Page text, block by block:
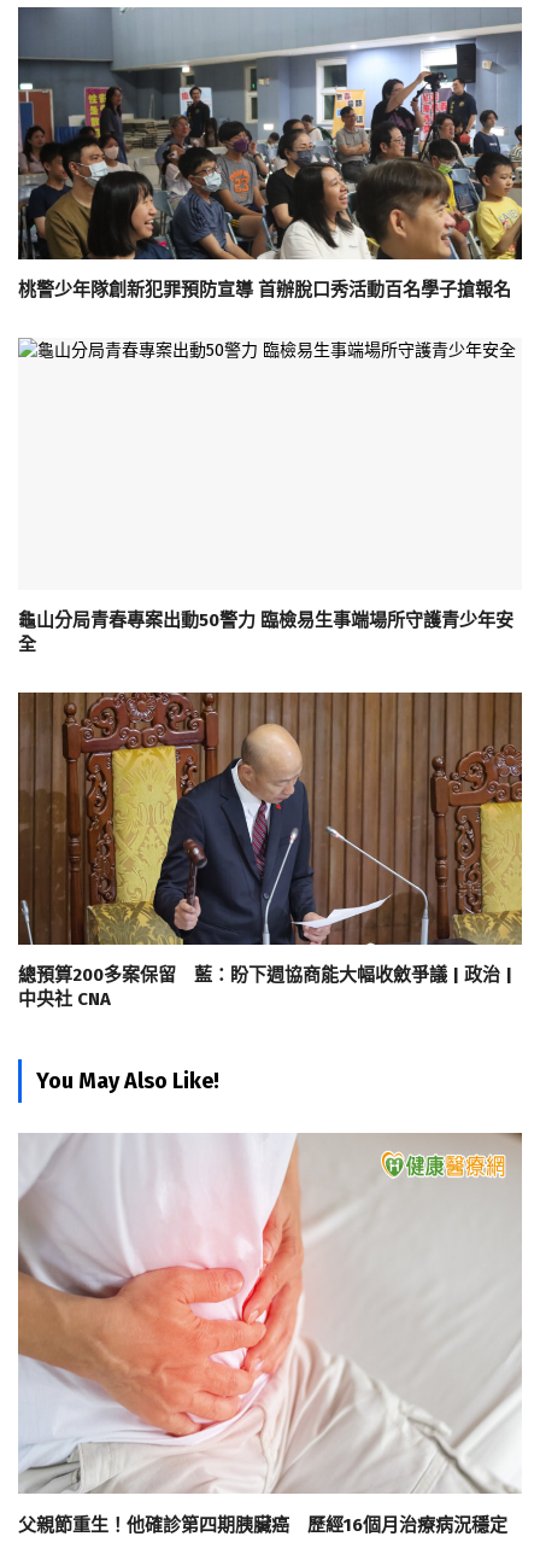
桃警少年隊創新犯罪預防宣導 首辦脫口秀活動百名學子搶報名
龜山分局青春專案出動50警力 臨檢易生事端場所守護青少年安
全
總預算200多案保留 藍：盼下週協商能大幅收斂爭議 | 政治 |
中央社 CNA
You May Also Like!
父親節重生！他確診第四期胰臟癌 歷經16個月治療病況穩定